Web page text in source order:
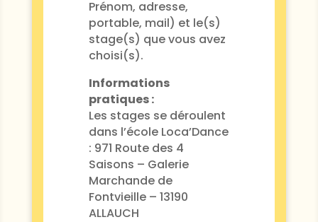
Prénom, adresse,
portable, mail) et le(s)
stage(s) que vous avez
choisi(s).
Informations
pratiques :
Les stages se déroulent
dans l’école Loca’Dance
: 971 Route des 4
Saisons – Galerie
Marchande de
Fontvieille – 13190
ALLAUCH